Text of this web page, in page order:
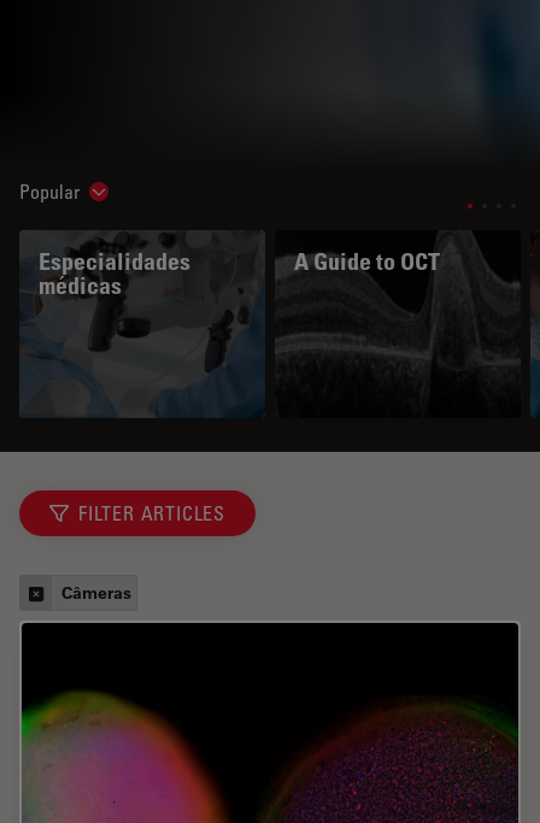
Popular Show subnavigation
Especialidades
médicas
A Guide to OCT
FILTER ARTICLES
Câmeras